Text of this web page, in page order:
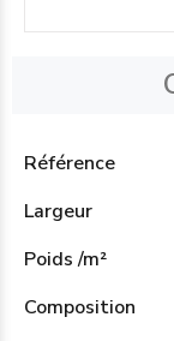
Référence
Largeur
Poids /m²
Composition